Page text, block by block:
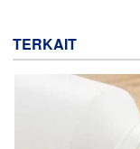
TERKAIT